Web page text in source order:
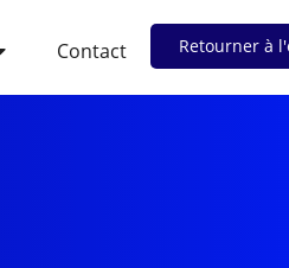
Contact Retourner à